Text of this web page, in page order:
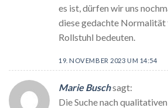
es ist, dürfen wir uns
diese gedachte Normalität
Rollstuhl bedeuten.
19. NOVEMBER 2023 UM 14:54
Marie Buschsagt:
Die Suche nach